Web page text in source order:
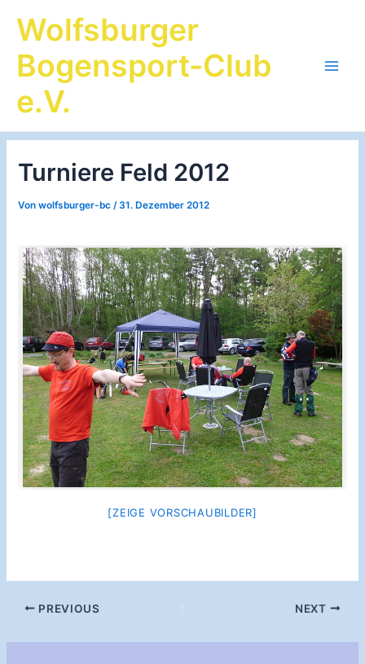
InhaltWolfsburger
Bogensport-Club
e.V.
Turniere Feld 2012
Vonwolfsburger-bc /31. Dezember 2012
[ZEIGE VORSCHAUBILDER]
Post
PREVIOUS NEXT